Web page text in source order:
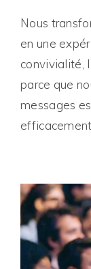
Nous
en une
convivialité,
parce que
messages